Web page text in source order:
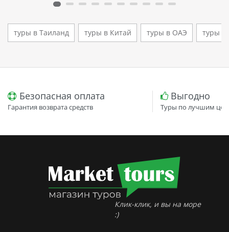
туры в Таиланд туры в Китай туры в ОАЭ туры в
Безопасная оплата
Гарантия возврата средств
Выгодно
Туры по лучшим
Клик-клик, и вы на море
:)